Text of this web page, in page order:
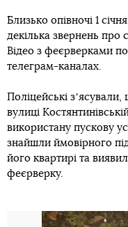
Близько опівночі 1
декілька звернень про
Відео з феєрверками
телеграм-каналах.
Поліцейські
вулиці
використану пускову
знайшли ймовірного
його квартирі та
феєрверку.